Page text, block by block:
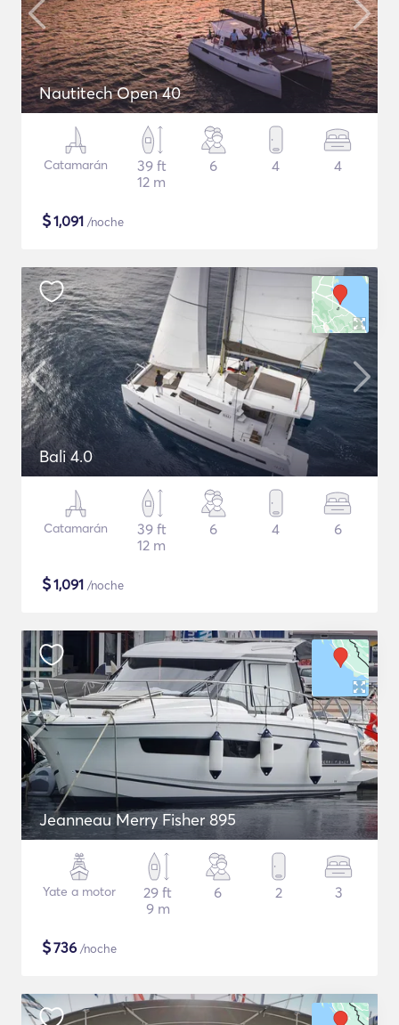
Nautitech Open 40
Catamarán
39 ft
12 m
6 4 4
$1,091 /noche
Bali 4.0
Catamarán
39 ft
12 m
6 4 6
$1,091 /noche
Jeanneau Merry Fisher 895
Yate a motor
29 ft
9 m
6 2 3
$736 /noche